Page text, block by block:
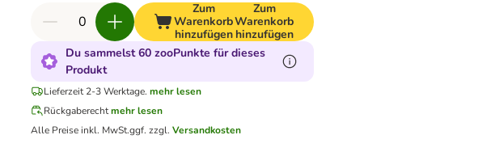
Zum
Warenkorb
hinzufügen
Zum
Warenkorb
hinzufügen
Du sammelst 60 zooPunkte für dieses
Produkt
Lieferzeit 2-3 Werktage. mehr lesen
Rückgaberechtmehr lesen
Alle Preise inkl. MwSt.ggf. zzgl.Versandkosten